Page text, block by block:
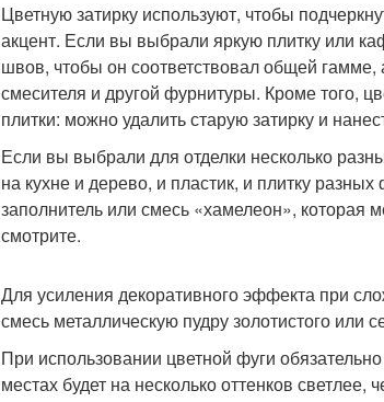
Цветную затирку используют, чтобы
акцент. Если вы выбрали яркую плитку или
швов, чтобы он соответствовал общей
смесителя и другой фурнитуры. Кроме того,
плитки: можно удалить старую затирку и
Если вы выбрали для отделки несколько
на кухне и дерево, и пластик, и плитку
заполнитель или смесь «хамелеон», которая
смотрите.
Для усиления декоративного эффекта при
смесь металлическую пудру золотистого или
При использовании цветной фуги
местах будет на несколько оттенков светлее,